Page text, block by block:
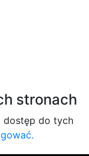
stronach
dostęp do tych